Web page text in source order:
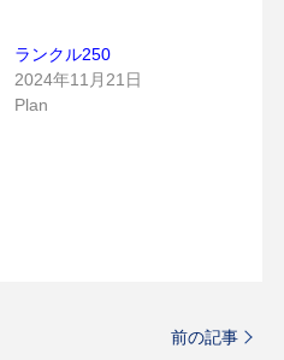
ランクル250
2024年11月21日
Plan
前の記事